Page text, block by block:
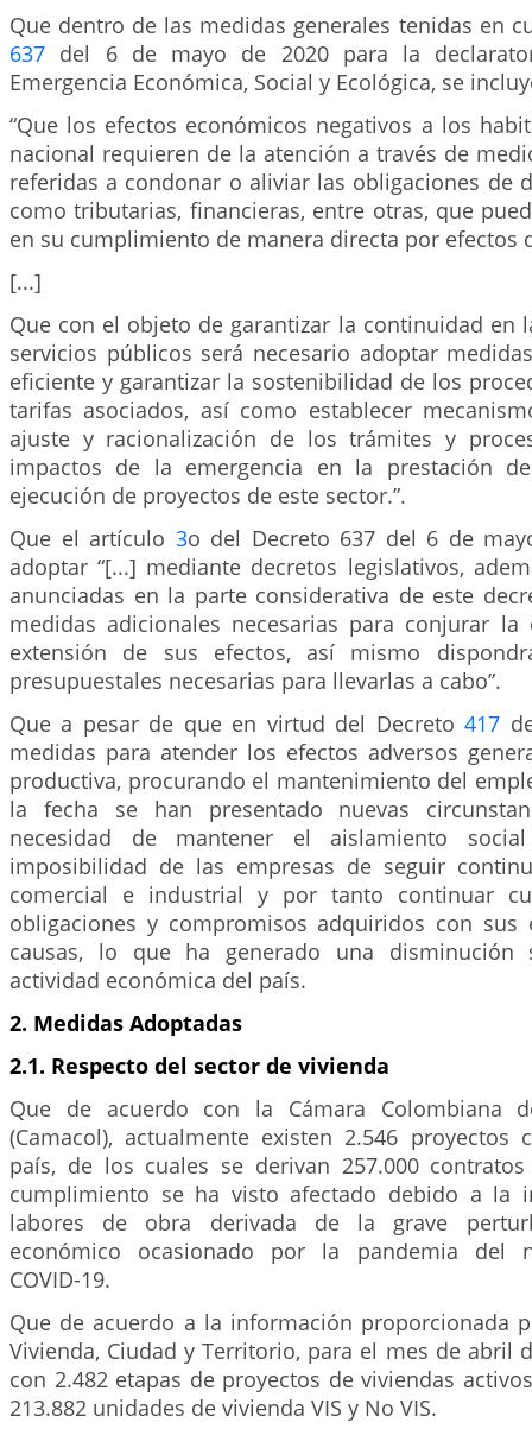
Que dentro de las medidas generales tenidas en
637 del 6 de mayo de 2020 para la
Emergencia Económica, Social y Ecológica, se
“Que los efectos económicos negativos a los
nacional requieren de la atención a través de
referidas a condonar o aliviar las obligaciones de
como tributarias, financieras, entre otras, que
en su cumplimiento de manera directa por efectos
[...]
Que con el objeto de garantizar la continuidad en
servicios públicos será necesario adoptar
eficiente y garantizar la sostenibilidad de los
tarifas asociados, así como establecer
ajuste y racionalización de los trámites y
impactos de la emergencia en la prestación
ejecución de proyectos de este sector.”.
Que el artículo 3o del Decreto 637 del 6 de
adoptar “[...] mediante decretos legislativos,
anunciadas en la parte considerativa de este
medidas adicionales necesarias para conjurar
extensión de sus efectos, así mismo
presupuestales necesarias para llevarlas a cabo”.
Que a pesar de que en virtud del Decreto417
medidas para atender los efectos adversos
productiva, procurando el mantenimiento del
la fecha se han presentado nuevas
necesidad de mantener el aislamiento
imposibilidad de las empresas de seguir
comercial e industrial y por tanto continuar
obligaciones y compromisos adquiridos con sus
causas, lo que ha generado una disminución
actividad económica del país.
2. Medidas Adoptadas
2.1. Respecto del sector de vivienda
Que de acuerdo con la Cámara Colombiana
(Camacol), actualmente existen 2.546 proyectos
país, de los cuales se derivan 257.000
cumplimiento se ha visto afectado debido a la
labores de obra derivada de la grave
económico ocasionado por la pandemia del
COVID-19.
Que de acuerdo a la información proporcionada
Vivienda, Ciudad y Territorio, para el mes de abril
con 2.482 etapas de proyectos de viviendas
213.882 unidades de vivienda VIS y No VIS.